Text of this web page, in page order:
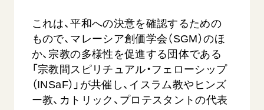
SGIピースサイト
SOKA PICKS すべて見る
これは、平和への決意を確認するための
もので、マレーシア創価学会（SGM）のほ
か、宗教の多様性を促進する団体である
「宗教間スピリチュアル・フェローシップ
（INSaF）」が共催し、イスラム教やヒンズ
ー教、カトリック、プロテスタントの代表